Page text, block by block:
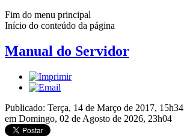
Fim do menu principal
Início do conteúdo da página
Manual do Servidor
Publicado: Terça, 14 de Março de 2017, 15h34
em Domingo, 02 de Agosto de 2026, 23h04